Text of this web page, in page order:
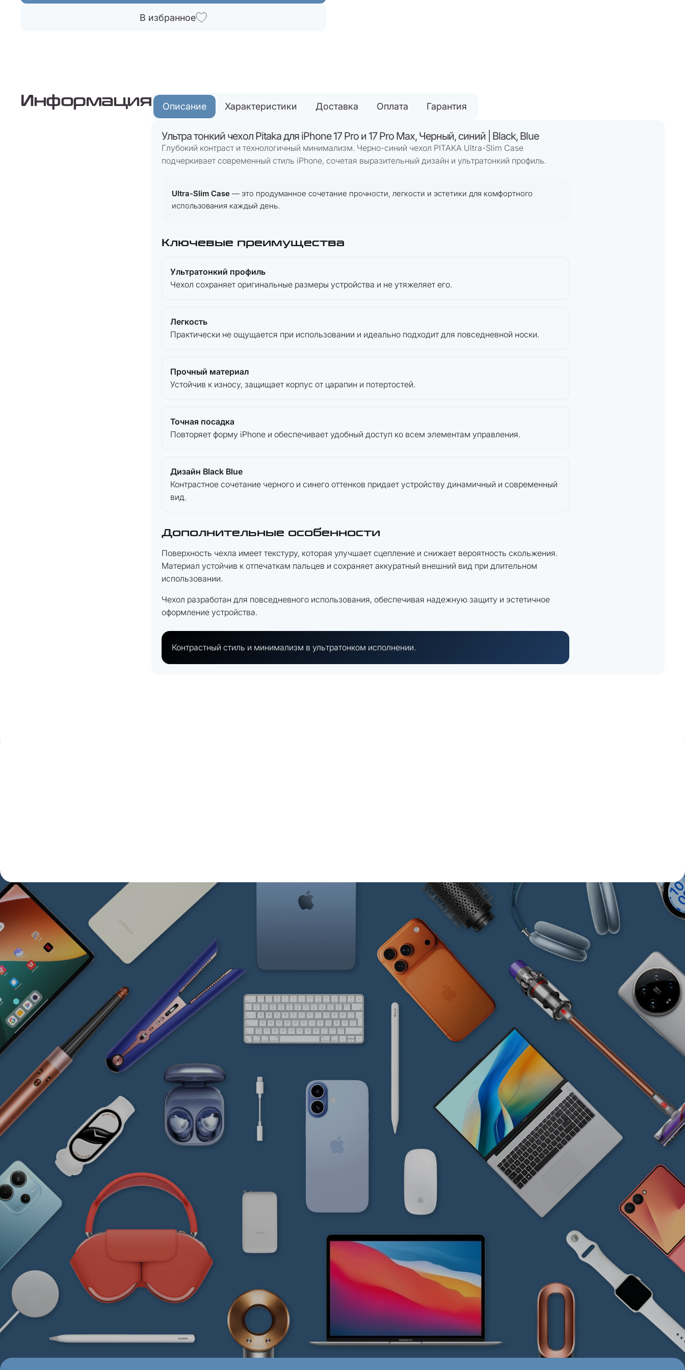
В избранное
Информация Описание Характеристики Доставка Оплата Гарантия
Ультра тонкий чехол Pitaka для iPhone 17 Pro и 17 Pro Max, Черный, синий | Black, Blue
Глубокий контраст и технологичный минимализм. Черно-синий чехол PITAKA Ultra-Slim Case
подчеркивает современный стиль iPhone, сочетая выразительный дизайн и ультратонкий профиль.
Ultra-Slim Case — это продуманное сочетание прочности, легкости и эстетики для комфортного
использования каждый день.
Ключевые преимущества
Ультратонкий профиль
Чехол сохраняет оригинальные размеры устройства и не утяжеляет его.
Легкость
Практически не ощущается при использовании и идеально подходит для повседневной носки.
Прочный материал
Устойчив к износу, защищает корпус от царапин и потертостей.
Точная посадка
Повторяет форму iPhone и обеспечивает удобный доступ ко всем элементам управления.
Дизайн Black Blue
Контрастное сочетание черного и синего оттенков придает устройству динамичный и современный
вид.
Дополнительные особенности
Поверхность чехла имеет текстуру, которая улучшает сцепление и снижает вероятность скольжения.
Материал устойчив к отпечаткам пальцев и сохраняет аккуратный внешний вид при длительном
использовании.
Чехол разработан для повседневного использования, обеспечивая надежную защиту и эстетичное
оформление устройства.
Контрастный стиль и минимализм в ультратонком исполнении.